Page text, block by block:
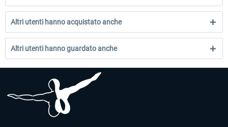
Altri utenti hanno acquistato anche
Altri utenti hanno guardato anche